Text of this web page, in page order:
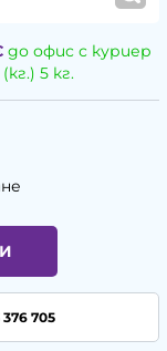
до офис с куриер
5 кг.
705